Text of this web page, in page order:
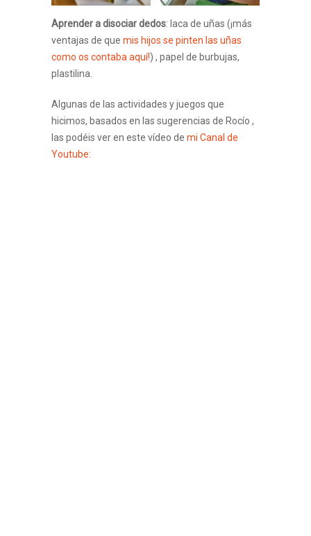
Aprender a disociar dedos: laca de uñas (¡más
ventajas de que mis hijos se pinten las uñas
como os contaba aquí!) , papel de burbujas,
plastilina.
Algunas de las actividades y juegos que
hicimos, basados en las sugerencias de Rocío ,
las podéis ver en este vídeo de mi Canal de
Youtube: